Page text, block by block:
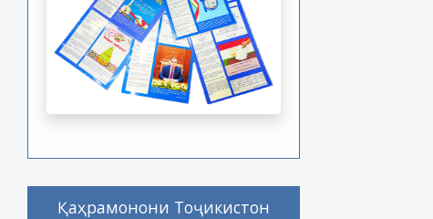
Қаҳрамонони Тоҷикистон